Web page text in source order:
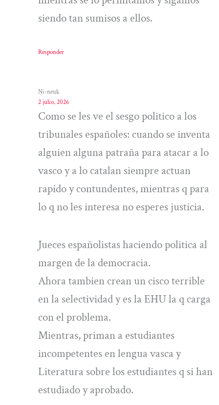
siendo tan sumisos a ellos.
Responder
Ni-neuk
2 julio, 2026
Como se les ve el sesgo politico a los
tribunales españoles: cuando se inventa
alguien alguna patraña para atacar a lo
vasco y a lo catalan siempre actuan
rapido y contundentes, mientras q para
lo q no les interesa no esperes justicia.
Jueces españolistas haciendo politica al
margen de la democracia.
Ahora tambien crean un cisco terrible
en la selectividad y es la EHU la q carga
con el problema.
Mientras, priman a estudiantes
incompetentes en lengua vasca y
Literatura sobre los estudiantes q si han
estudiado y aprobado.